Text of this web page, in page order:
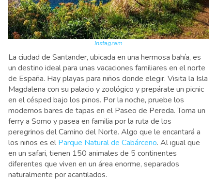
Instagram
La ciudad de Santander, ubicada en una hermosa bahía, es
un destino ideal para unas vacaciones familiares en el norte
de España. Hay playas para niños donde elegir. Visita la Isla
Magdalena con su palacio y zoológico y prepárate un picnic
en el césped bajo los pinos. Por la noche, pruebe los
modernos bares de tapas en el Paseo de Pereda. Toma un
ferry a Somo y pasea en familia por la ruta de los
peregrinos del Camino del Norte. Algo que le encantará a
los niños es el Parque Natural de Cabárceno. Al igual que
en un safari, tienen 150 animales de 5 continentes
diferentes que viven en un área enorme, separados
naturalmente por acantilados.